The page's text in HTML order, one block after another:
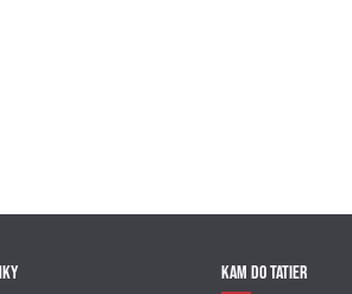
Kam do Tatier